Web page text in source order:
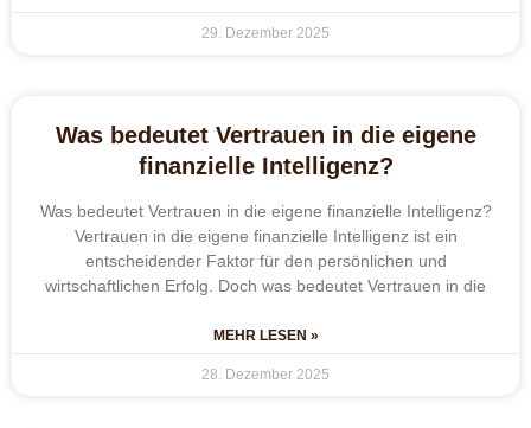
29. Dezember 2025
Was bedeutet Vertrauen in die eigene
finanzielle Intelligenz?
Was bedeutet Vertrauen in die eigene finanzielle Intelligenz?
Vertrauen in die eigene finanzielle Intelligenz ist ein
entscheidender Faktor für den persönlichen und
wirtschaftlichen Erfolg. Doch was bedeutet Vertrauen in die
MEHR LESEN »
28. Dezember 2025